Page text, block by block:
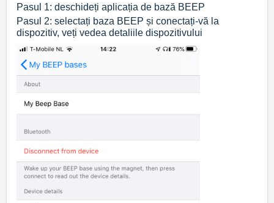
Pasul 1: deschideți aplicația de bază BEEP
Pasul 2: selectați baza BEEP și conectați-vă la
dispozitiv, veți vedea detaliile dispozitivului